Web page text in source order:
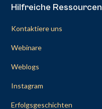
Hilfreiche Ressourcen
Kontaktiere uns
Webinare
Weblogs
Instagram
Erfolgsgeschichten